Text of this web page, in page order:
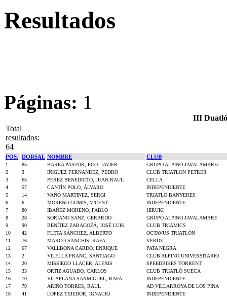
Resultados
Páginas: 1
III
Total
resultados:
64
POS. DORSAL NOMBRE CLUB
1 85 BAREA PASTOR, FCO. JAVIER
GRUPO ALPINO JAVALAMBRE/
2
3 IÑIGUEZ FERNANDEZ, PEDRO
CLUB TRIATLON PETRER
3
65 PEREZ BENEDICTO, JUAN RAUL
CELLA
4
57 CANTÍN POLO, ÁLVARO
INDEPENDIENTE
5
14 VAÑÓ MARTINEZ, SERGI
TRIATLO BANYERES
6
6 MORENO GOMIS, VICENT
INDEPENDIENTE
7
80 IBAÑEZ MORENO, PABLO
HIRUKI
8
28 SORIANO SANZ, GERARDO
GRUPO ALPINO JAVALAMBRE
9
90 BENÍTEZ ZARAGOZÁ, JOSÉ LUIS
CLUB TRIAMICS
10
42 FLETA SÁNCHEZ, ALBERTO
OCTAVUS TRIATLÓN
11
76 MARCO SANCHIS, RAFA
VERD3
12
67 VALLBONA CARDO, ENRIQUE
PATA NEGRA
13
2 VILELLA FRANC, SANTIAGO
CLUB ALPINO UNIVERSITARIO
14
20 MISSIEGO LLACER, ALEXIS
SPEEDBIKES TORRENT
15
33 ORTIZ AGUADO, CARLOS
CLUB TRIATLÓ SUECA
16
10 VILAPLANA SANMIGUEL, RAFA
INDEPENDIENTE
17
79 ARIÑO TORRES, RAUL
AD VILLARROYA DE LOS PINA
18
41 LOPEZ TEJEDOR, IGNACIO
INDEPENDIENTE